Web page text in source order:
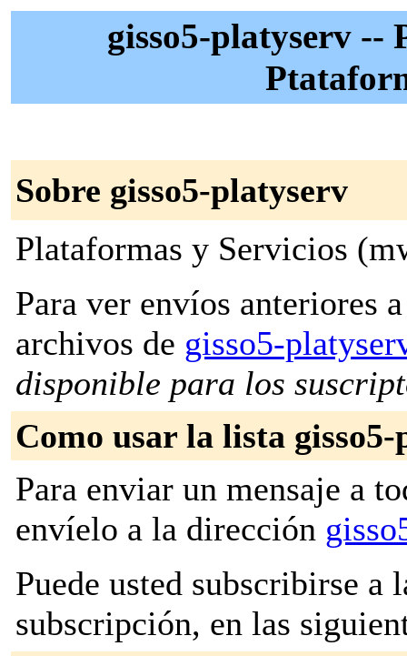
gisso5-platyserv --
Sobre gisso5-platyserv
Plataformas y Servicios
Para ver envíos anteriores
archivos de gisso5-
disponible para los
Como usar la lista
Para enviar un mensaje a
envíelo a la dirección
Puede usted subscribirse a
subscripción, en las